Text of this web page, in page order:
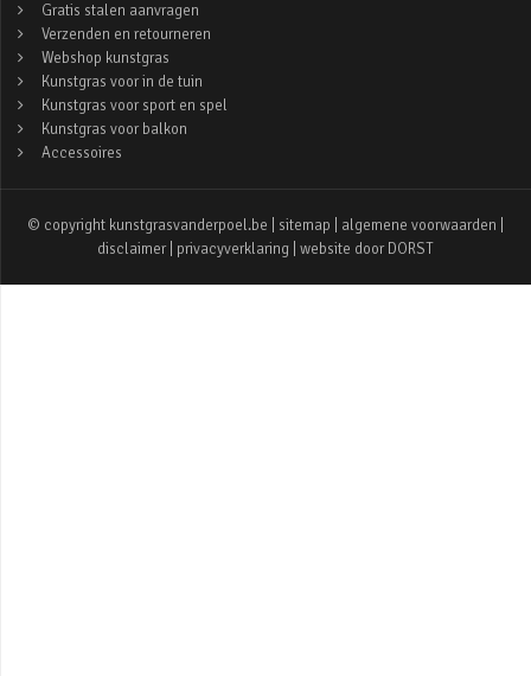
Gratis stalen aanvragen
Verzenden en retourneren
Webshop kunstgras
Kunstgras voor in de tuin
Kunstgras voor sport en spel
Kunstgras voor balkon
Accessoires
© copyright kunstgrasvanderpoel.be | sitemap algemene voorwaarden
disclaimer
privacyverklaring | website door DORST